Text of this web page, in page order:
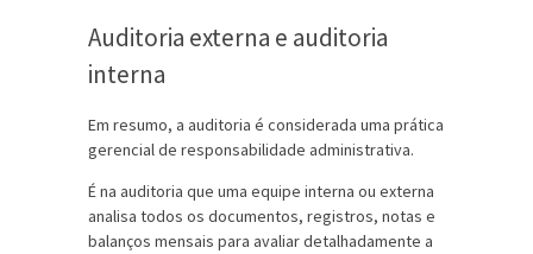
Auditoria externa e auditoria
interna
Em resumo, a auditoria é considerada uma prática
gerencial de responsabilidade administrativa.
É na auditoria que uma equipe interna ou externa
analisa todos os documentos, registros, notas e
balanços mensais para avaliar detalhadamente a